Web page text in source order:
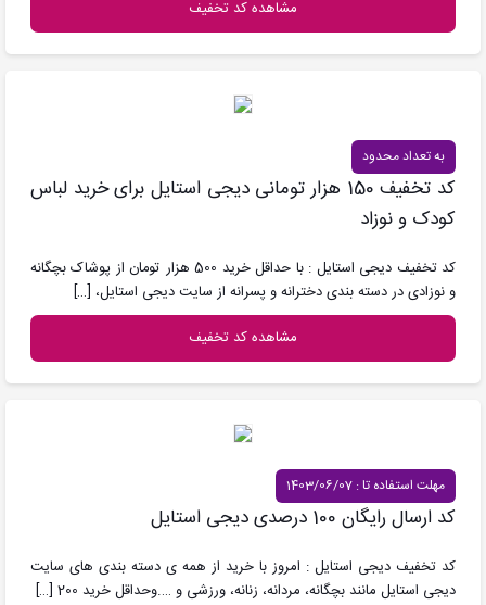
مشاهده کد تخفیف
به تعداد محدود
کد تخفیف 150 هزار تومانی دیجی استایل برای خرید لباس
کودک و نوزاد
کد تخفیف دیجی استایل : با حداقل خرید 500 هزار تومان از پوشاک بچگانه
و نوزادی در دسته بندی دخترانه و پسرانه از سایت دیجی استایل، […]
مشاهده کد تخفیف
مهلت استفاده تا : 1403/06/07
کد ارسال رایگان 100 درصدی دیجی استایل
کد تخفیف دیجی استایل : امروز با خرید از همه ی دسته بندی های سایت
دیجی استایل مانند بچگانه، مردانه، زنانه، ورزشی و ….وحداقل خرید 200
[…]